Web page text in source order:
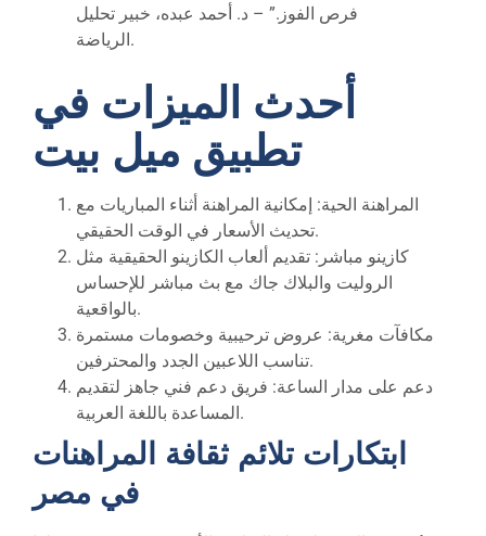
فرص الفوز.” – د. أحمد عبده، خبير تحليل
الرياضة.
أحدث الميزات في
تطبيق ميل بيت
المراهنة الحية: إمكانية المراهنة أثناء المباريات مع
تحديث الأسعار في الوقت الحقيقي.
كازينو مباشر: تقديم ألعاب الكازينو الحقيقية مثل
الروليت والبلاك جاك مع بث مباشر للإحساس
بالواقعية.
مكافآت مغرية: عروض ترحيبية وخصومات مستمرة
تناسب اللاعبين الجدد والمحترفين.
دعم على مدار الساعة: فريق دعم فني جاهز لتقديم
المساعدة باللغة العربية.
ابتكارات تلائم ثقافة المراهنات
في مصر